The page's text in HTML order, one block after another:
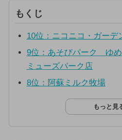
もくじ
10位：ニコニコ・ガーデ
9位：あそびパーク ゆ
ミューズパーク店
8位：阿蘇ミルク牧場
もっと見